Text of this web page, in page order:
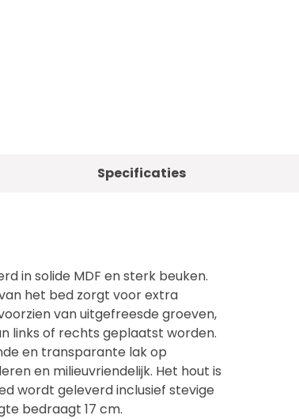
Specificaties
in solide MDF en sterk beuken.
het bed zorgt voor extra
van uitgefreesde groeven,
links of rechts geplaatst worden.
en transparante lak op
en milieuvriendelijk. Het hout is
wordt geleverd inclusief stevige
bedraagt 17 cm.